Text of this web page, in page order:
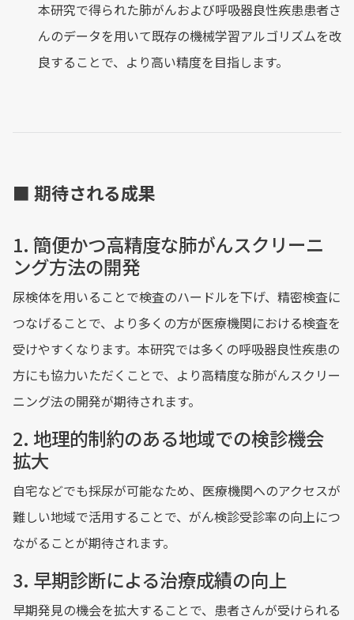
本研究で得られた肺がんおよび呼吸器良性疾患患者さ
んのデータを用いて既存の機械学習アルゴリズムを改
良することで、より高い精度を目指します。
■ 期待される成果
1. 簡便かつ高精度な肺がんスクリーニ
ング方法の開発
尿検体を用いることで検査のハードルを下げ、精密検査に
つなげることで、より多くの方が医療機関における検査を
受けやすくなります。本研究では多くの呼吸器良性疾患の
方にも協力いただくことで、より高精度な肺がんスクリー
ニング法の開発が期待されます。
2. 地理的制約のある地域での検診機会
拡大
自宅などでも採尿が可能なため、医療機関へのアクセスが
難しい地域で活用することで、がん検診受診率の向上につ
ながることが期待されます。
3. 早期診断による治療成績の向上
早期発見の機会を拡大することで、患者さんが受けられる